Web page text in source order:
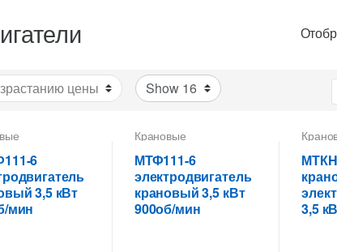
6
3,5 кВт
мин
Крановые
МТФ111-6
электродвигатель
крановый 3,5 кВт
900об/мин
3,5